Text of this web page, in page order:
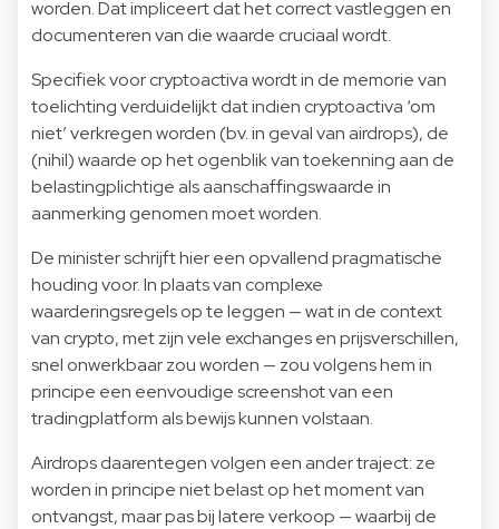
worden. Dat impliceert dat het correct vastleggen en
documenteren van die waarde cruciaal wordt.
Specifiek voor cryptoactiva wordt in de memorie van
toelichting verduidelijkt dat indien cryptoactiva ‘om
niet’ verkregen worden (bv. in geval van airdrops), de
(nihil) waarde op het ogenblik van toekenning aan de
belastingplichtige als aanschaffingswaarde in
aanmerking genomen moet worden.
De minister schrijft hier een opvallend pragmatische
houding voor. In plaats van complexe
waarderingsregels op te leggen — wat in de context
van crypto, met zijn vele exchanges en prijsverschillen,
snel onwerkbaar zou worden — zou volgens hem in
principe een eenvoudige screenshot van een
tradingplatform als bewijs kunnen volstaan.
Airdrops daarentegen volgen een ander traject: ze
worden in principe niet belast op het moment van
ontvangst, maar pas bij latere verkoop — waarbij de